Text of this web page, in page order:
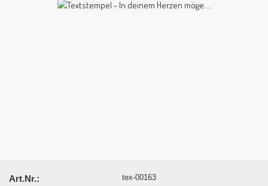
Art.Nr.: tex-00163